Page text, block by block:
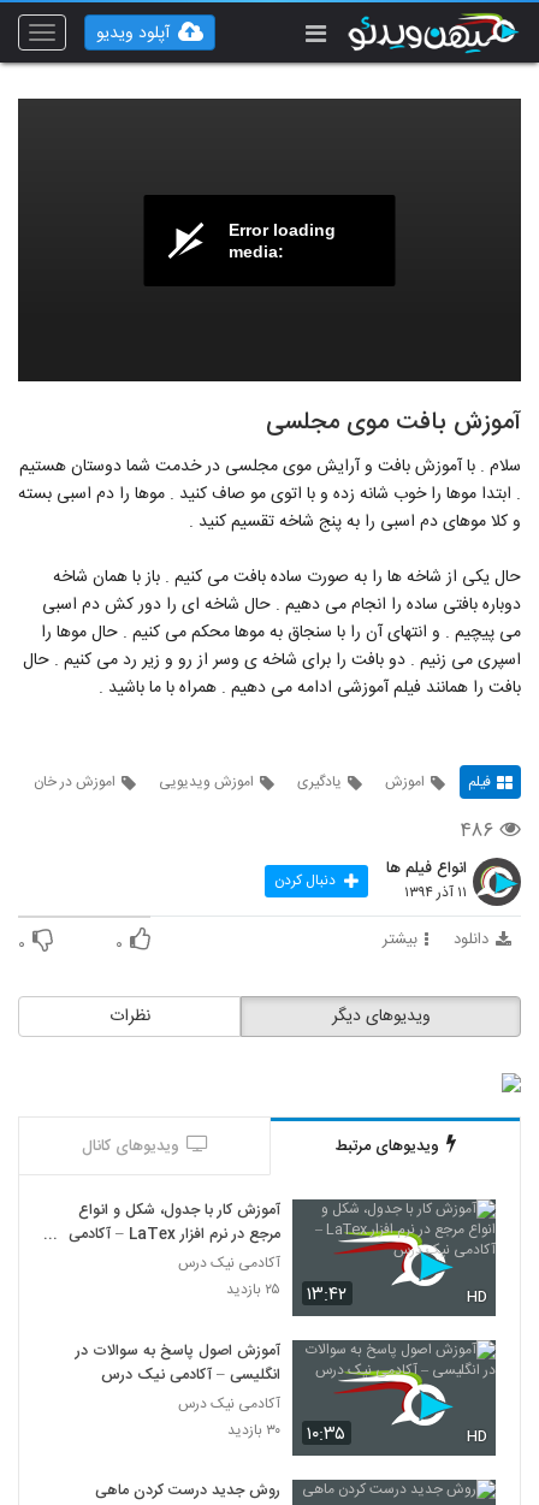
Toggle
آپلود ویدیو
Error loading
media:
آموزش بافت موی مجلسی
سلام . با آموزش بافت و آرایش موی مجلسی در خدمت شما دوستان هستیم
. ابتدا موها را خوب شانه زده و با اتوی مو صاف کنید . موها را دم اسبی بسته
و کلا موهای دم اسبی را به پنج شاخه تقسیم کنید .
حال یکی از شاخه ها را به صورت ساده بافت می کنیم . باز با همان شاخه
دوباره بافتی ساده را انجام می دهیم . حال شاخه ای را دور کش دم اسبی
می پیچیم . و انتهای آن را با سنجاق به موها محکم می کنیم . حال موها را
اسپری می زنیم . دو بافت را برای شاخه ی وسر از رو و زیر رد می کنیم . حال
بافت را همانند فیلم آموزشی ادامه می دهیم . همراه با ما باشید .
فیلم اموزش یادگیری اموزش ویدیویی اموزش در خان
۴۸۶
انواع فیلم ها
۱۱ آذر ۱۳۹۴ دنبال کردن
دانلود بیشتر ۰ ۰
نظرات ویدیوهای دیگر
ویدیوهای مرتبط ویدیوهای کانال
۱۳:۴۲ HD
آموزش کار با جدول، شکل و انواع
مرجع در نرم افزار LaTex – آکادمی
نیک درس
آکادمی نیک درس
۲۵ بازدید
۱۰:۳۵ HD
آموزش اصول پاسخ به سوالات در
انگلیسی – آکادمی نیک درس
آکادمی نیک درس
۳۰ بازدید
روش جدید درست کردن ماهی